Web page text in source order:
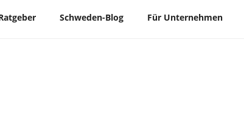
Schweden-Blog Für Unternehmen